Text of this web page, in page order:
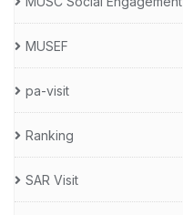
MUSEF
pa-visit
Ranking
SAR Visit